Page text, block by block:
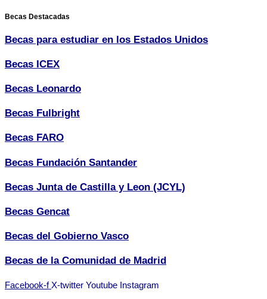
Becas Destacadas
Becas para estudiar en los Estados Unidos
Becas ICEX
Becas Leonardo
Becas Fulbright
Becas FARO
Becas Fundación Santander
Becas Junta de Castilla y Leon (JCYL)
Becas Gencat
Becas del Gobierno Vasco
Becas de la Comunidad de Madrid
Facebook-f X-twitter Youtube Instagram